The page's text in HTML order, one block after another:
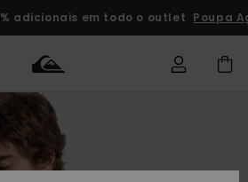
adicionais em todo o outlet Poupa
Roupas
Roupas
Shop
Surf Shop
Artigos
Outlet
Acede à tua
encomenda